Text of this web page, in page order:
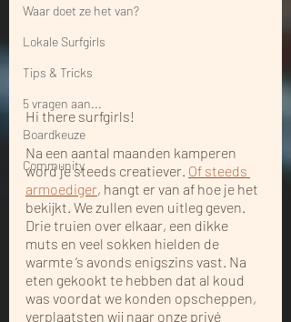
Waar doet ze het van?
Lokale Surfgirls
Tips & Tricks
5 vragen aan...
Boardkeuze
Community
Hi there surfgirls!
Na een aantal maanden kamperen
word je steeds creatiever. Of steeds
armoediger, hangt er van af hoe je het
bekijkt. We zullen even uitleg geven.
Drie truien over elkaar, een dikke
muts en veel sokken hielden de
warmte ‘s avonds enigszins vast. Na
eten gekookt te hebben dat al koud
was voordat we konden opscheppen,
verplaatsten wij naar onze privé